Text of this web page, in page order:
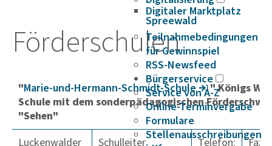
Digitaler Marktplatz
Spreewald
Teilnahmebedingungen
für Gewinnspiel
RSS-Newsfeed
Bürgerservice
Service von A-Z
Online-Terminvergabe
Formulare
Stellenausschreibungen
Förder­schulen
"Marie-und-Hermann-Schmidt-Schule " Königs
Schule mit dem sonderpädagogischen
"Sehen"
Luckenwalder
Schulleiter
Telefon:
Fax: